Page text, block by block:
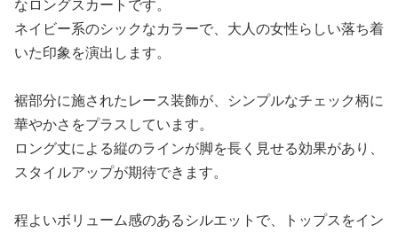
なロングスカートです。
ネイビー系のシックなカラーで、大人の女性らしい落ち着
いた印象を演出します。
裾部分に施されたレース装飾が、シンプルなチェック柄に
華やかさをプラスしています。
ロング丈による縦のラインが脚を長く見せる効果があり、
スタイルアップが期待できます。
程よいボリューム感のあるシルエットで、トップスをイン